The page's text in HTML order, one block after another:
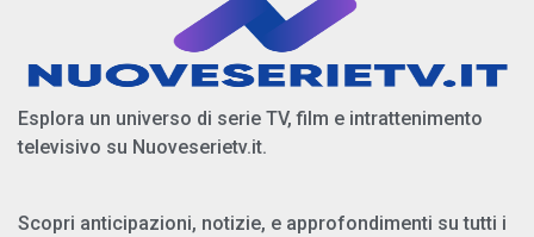
Esplora un universo di serie TV, film e intrattenimento
televisivo su Nuoveserietv.it.
Scopri anticipazioni, notizie, e approfondimenti su tutti i